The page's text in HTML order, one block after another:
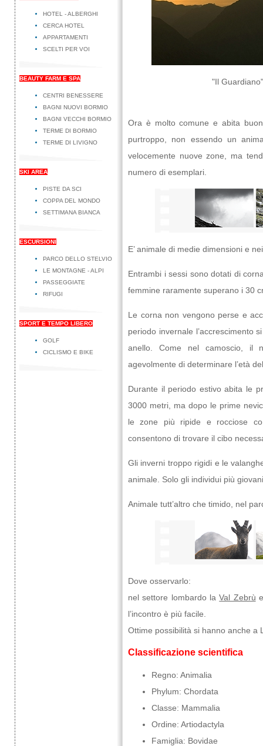
"Il
Ora è molto comune e abita
purtroppo, non essendo un
velocemente nuove zone, ma
numero di esemplari.
E’ animale di medie dimensioni e
Entrambi i sessi sono dotati di
femmine raramente superano i 30
Le corna non vengono perse e
periodo invernale l’accrescimento
anello. Come nel camoscio, il
agevolmente di determinare l’età
Durante il periodo estivo abita le
3000 metri, ma dopo le prime
le zone più ripide e rocciose
consentono di trovare il cibo
Gli inverni troppo rigidi e le
animale. Solo gli individui più
Animale tutt’altro che timido, nel
Dove osservarlo:
nel settore lombardo laVal Zebrù
l’incontro è più facile.
Ottime possibilità si hanno anche a
Classificazione scientifica
Regno: Animalia
Phylum: Chordata
Classe: Mammalia
Ordine: Artiodactyla
Famiglia: Bovidae
HOTEL - ALBERGHI
CERCA HOTEL
APPARTAMENTI
SCELTI PER VOI
BEAUTY FARM E SPA
CENTRI BENESSERE
BAGNI NUOVI BORMIO
BAGNI VECCHI BORMIO
TERME DI BORMIO
TERME DI LIVIGNO
SKI AREA
PISTE DA SCI
COPPA DEL MONDO
SETTIMANA BIANCA
ESCURSIONI
PARCO DELLO STELVIO
LE MONTAGNE - ALPI
PASSEGGIATE
RIFUGI
SPORT E TEMPO LIBERO
GOLF
CICLISMO E BIKE